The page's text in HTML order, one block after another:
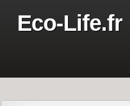
Eco-Life.fr